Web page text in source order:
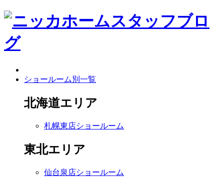
ショールーム別一覧
北海道エリア
札幌東店ショールーム
東北エリア
仙台泉店ショールーム